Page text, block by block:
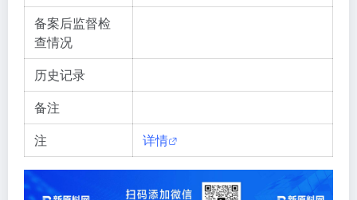
备案后监督检
查情况
历史记录
备注
注
详情